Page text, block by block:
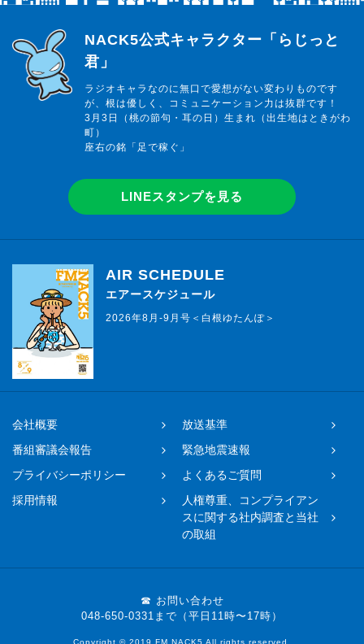
らじっと君
NACK5公式キャラクター「らじっと
君」
ラジオキャラなのに無口で愛想がない変わりものです
が、根は優しく、コミュニケーション力は抜群です！
3月3日（桃の節句・耳の日）生まれ（出生地はときがわ
町）
座右の銘「足で稼ぐ」
LINEスタンプを見る
AIR SCHEDULE
エアースケジュール
2026年8月-9月号＜白根ゆたんぽ＞
会社概要
放送基準
番組審議会報告
緊急地震速報
プライバシーポリシー
よくあるご質問
採用情報
人権尊重、コンプライアン
スに関する社内調査と当社
の取組
☎ お問い合わせ
048-650-0331まで（平日11時〜17時）
Copyright © 2019 FM NACK5 All rights reserved.